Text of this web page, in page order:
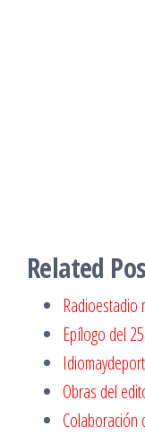
Related
Radioestadio
Epílogo del
Obras del